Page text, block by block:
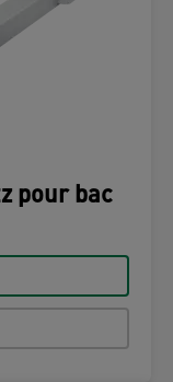
pour bac